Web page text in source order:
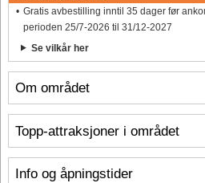
Om området
Info og åpningstider
Gratis avbestilling inntil 35 dager før
perioden 25/7-2026 til 31/12-2027
Se vilkår her
Topp-attraksjoner i området